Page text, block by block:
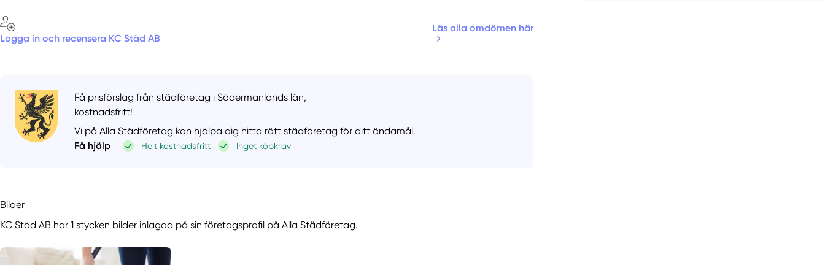
Logga in och recensera KC Städ AB
Läs alla omdömen här
Få prisförslag från städföretag i Södermanlands län,
kostnadsfritt!
Vi på Alla Städföretag kan hjälpa dig hitta rätt städföretag för ditt ändamål.
Få hjälp
Helt kostnadsfritt Inget köpkrav
Bilder
KC Städ AB har 1 stycken bilder inlagda på sin företagsprofil på Alla Städföretag.